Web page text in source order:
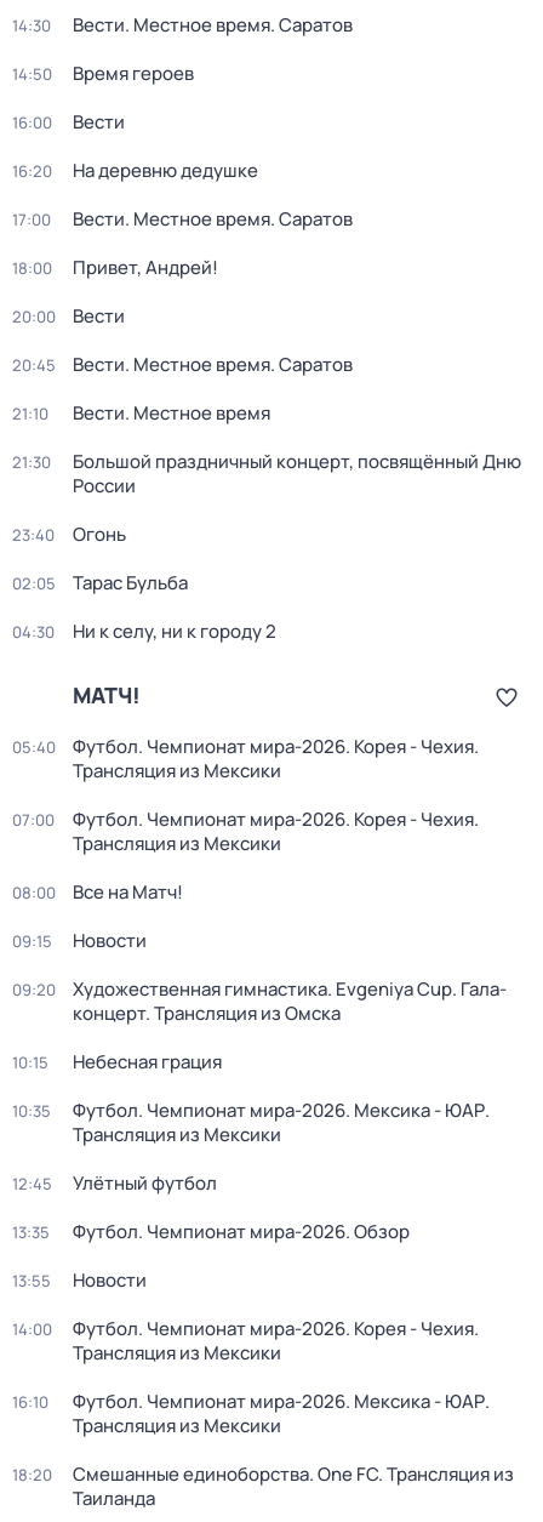
14:30 Вести. Местное время. Саратов
14:50 Время героев
16:00 Вести
16:20 На деревню дедушке
17:00 Вести. Местное время. Саратов
18:00 Привет, Андрей!
20:00 Вести
20:45 Вести. Местное время. Саратов
21:10 Вести. Местное время
21:30
Большой праздничный концерт, посвящённый Дню
России
23:40 Огонь
02:05 Тарас Бульба
04:30 Ни к селу, ни к городу 2
МАТЧ!
05:40
Футбол. Чемпионат мира-2026. Корея - Чехия.
Трансляция из Мексики
07:00
Футбол. Чемпионат мира-2026. Корея - Чехия.
Трансляция из Мексики
08:00 Все на Матч!
09:15 Новости
09:20
Художественная гимнастика. Evgeniya Cup. Гала-
концерт. Трансляция из Омска
10:15 Небесная грация
10:35
Футбол. Чемпионат мира-2026. Мексика - ЮАР.
Трансляция из Мексики
12:45 Улётный футбол
13:35 Футбол. Чемпионат мира-2026. Обзор
13:55 Новости
14:00
Футбол. Чемпионат мира-2026. Корея - Чехия.
Трансляция из Мексики
16:10
Футбол. Чемпионат мира-2026. Мексика - ЮАР.
Трансляция из Мексики
18:20
Смешанные единоборства. One FC. Трансляция из
Таиланда